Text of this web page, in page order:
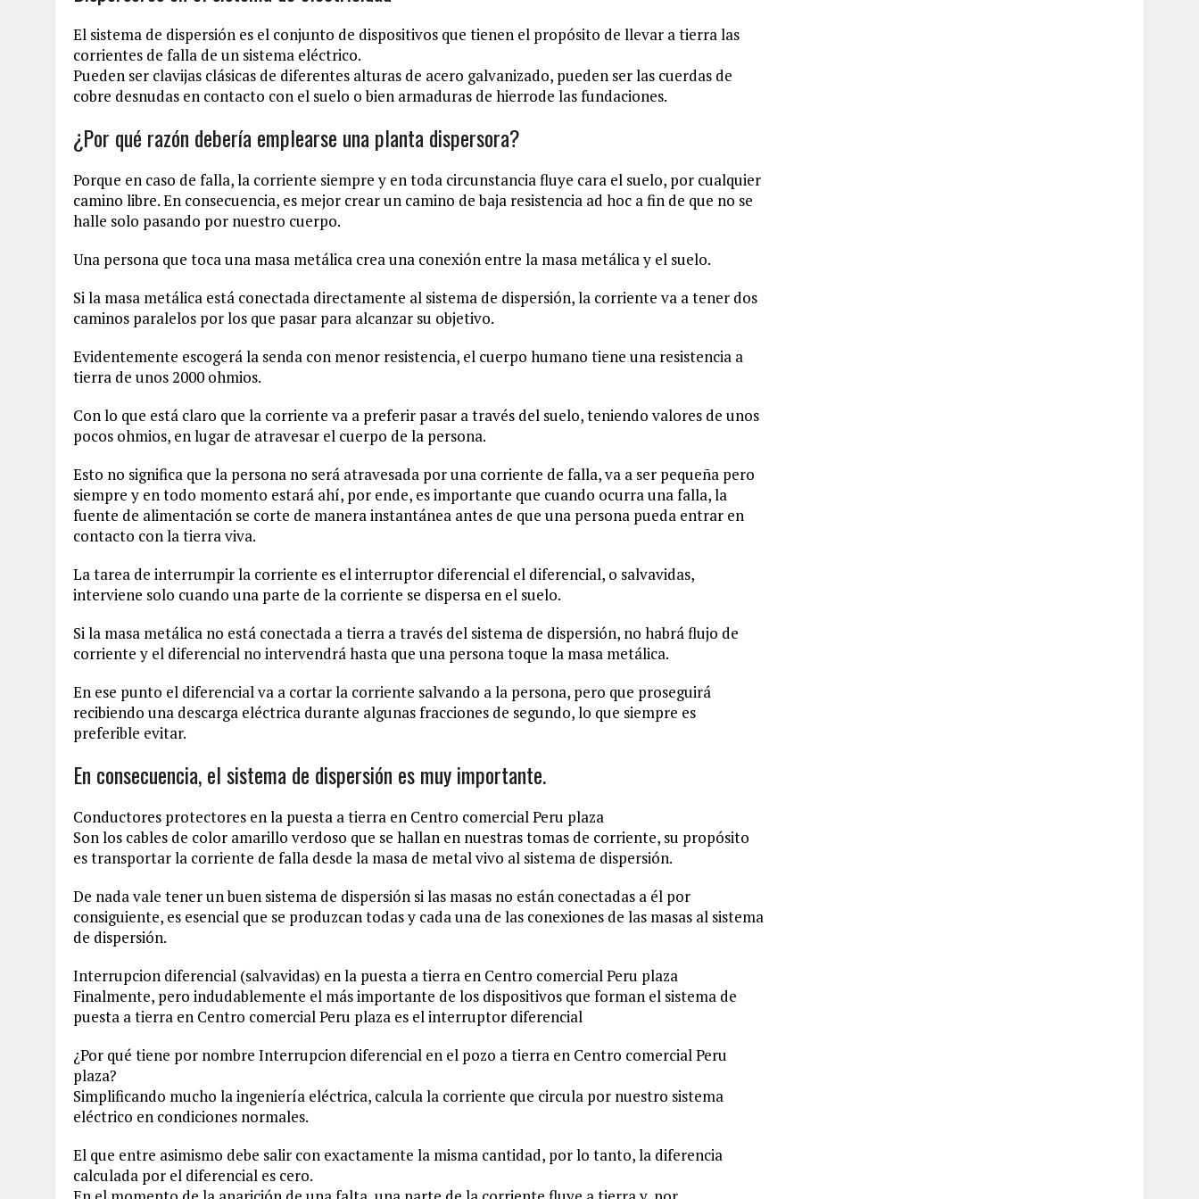
El sistema de dispersión es el conjunto de dispositivos que tienen el propósito de llevar a tierra las
corrientes de falla de un sistema eléctrico.
Pueden ser clavijas clásicas de diferentes alturas de acero galvanizado, pueden ser las cuerdas de
cobre desnudas en contacto con el suelo o bien armaduras de hierrode las fundaciones.
¿Por qué razón debería emplearse una planta dispersora?
Porque en caso de falla, la corriente siempre y en toda circunstancia fluye cara el suelo, por cualquier
camino libre. En consecuencia, es mejor crear un camino de baja resistencia ad hoc a fin de que no se
halle solo pasando por nuestro cuerpo.
Una persona que toca una masa metálica crea una conexión entre la masa metálica y el suelo.
Si la masa metálica está conectada directamente al sistema de dispersión, la corriente va a tener dos
caminos paralelos por los que pasar para alcanzar su objetivo.
Evidentemente escogerá la senda con menor resistencia, el cuerpo humano tiene una resistencia a
tierra de unos 2000 ohmios.
Con lo que está claro que la corriente va a preferir pasar a través del suelo, teniendo valores de unos
pocos ohmios, en lugar de atravesar el cuerpo de la persona.
Esto no significa que la persona no será atravesada por una corriente de falla, va a ser pequeña pero
siempre y en todo momento estará ahí, por ende, es importante que cuando ocurra una falla, la
fuente de alimentación se corte de manera instantánea antes de que una persona pueda entrar en
contacto con la tierra viva.
La tarea de interrumpir la corriente es el interruptor diferencial el diferencial, o salvavidas,
interviene solo cuando una parte de la corriente se dispersa en el suelo.
Si la masa metálica no está conectada a tierra a través del sistema de dispersión, no habrá flujo de
corriente y el diferencial no intervendrá hasta que una persona toque la masa metálica.
En ese punto el diferencial va a cortar la corriente salvando a la persona, pero que proseguirá
recibiendo una descarga eléctrica durante algunas fracciones de segundo, lo que siempre es
preferible evitar.
En consecuencia, el sistema de dispersión es muy importante.
Conductores protectores en la puesta a tierra en Centro comercial Peru plaza
Son los cables de color amarillo verdoso que se hallan en nuestras tomas de corriente, su propósito
es transportar la corriente de falla desde la masa de metal vivo al sistema de dispersión.
De nada vale tener un buen sistema de dispersión si las masas no están conectadas a él por
consiguiente, es esencial que se produzcan todas y cada una de las conexiones de las masas al sistema
de dispersión.
Interrupcion diferencial (salvavidas) en la puesta a tierra en Centro comercial Peru plaza
Finalmente, pero indudablemente el más importante de los dispositivos que forman el sistema de
puesta a tierra en Centro comercial Peru plaza es el interruptor diferencial
¿Por qué tiene por nombre Interrupcion diferencial en el pozo a tierra en Centro comercial Peru
plaza?
Simplificando mucho la ingeniería eléctrica, calcula la corriente que circula por nuestro sistema
eléctrico en condiciones normales.
El que entre asimismo debe salir con exactamente la misma cantidad, por lo tanto, la diferencia
calculada por el diferencial es cero.